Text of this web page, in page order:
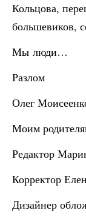
Кольцова,
большевиков,
Мы люди…
Разлом
Олег
Моим
Редактор
Корректор
Дизайнер